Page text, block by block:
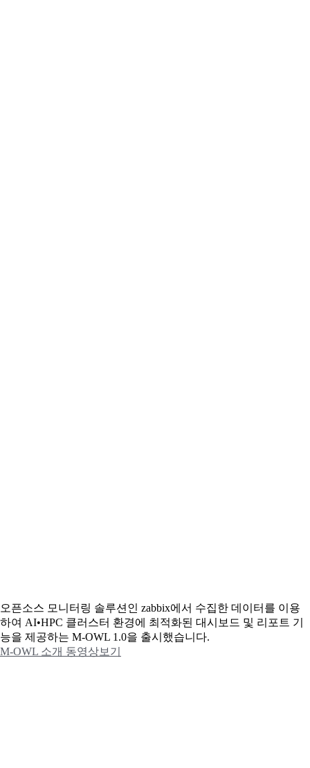
오픈소스 모니터링 솔루션인 zabbix에서 수집한 데이터를 이용
하여 AI•HPC 클러스터 환경에 최적화된 대시보드 및 리포트 기
능을 제공하는 M-OWL 1.0을 출시했습니다.
M-OWL 소개 동영상보기